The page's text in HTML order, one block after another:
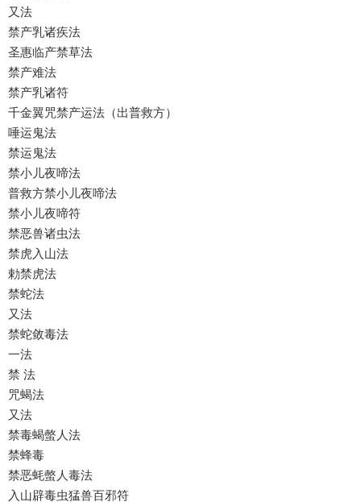
又法
禁产乳诸疾法
圣惠临产禁草法
禁产难法
禁产乳诸符
千金翼咒禁产运法（出普救方）
唾运鬼法
禁运鬼法
禁小儿夜啼法
普救方禁小儿夜啼法
禁小儿夜啼符
禁恶兽诸虫法
禁虎入山法
勅禁虎法
禁蛇法
又法
禁蛇敛毒法
一法
禁 法
咒蝎法
又法
禁毒蝎螫人法
禁蜂毒
禁恶蚝螫人毒法
入山辟毒虫猛兽百邪符